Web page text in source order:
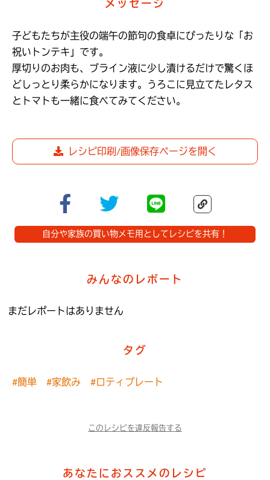
メッセージ
子どもたちが主役の端午の節句の食卓にぴったりな「お
祝いトンテキ」です。
厚切りのお肉も、ブライン液に少し漬けるだけで驚くほ
どしっとり柔らかになります。うろこに見立てたレタス
とトマトも一緒に食べてみてください。
レシピ印刷/画像保存ページを開く
自分や家族の買い物メモ用としてレシピを共有！
みんなのレポート
まだレポートはありません
タグ
#簡単 #家飲み #ロティプレート
このレシピを違反報告する
あなたにおススメのレシピ